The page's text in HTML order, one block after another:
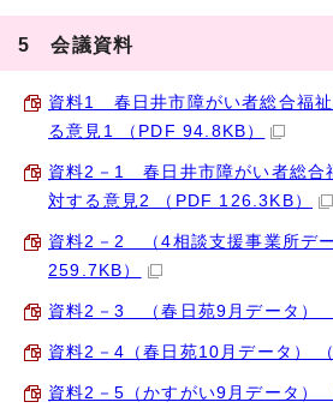
5 会議資料
資料1 春日井市障がい者総合福
る意見1 （PDF 94.8KB）
資料2－1 春日井市障がい者総合
対する意見2 （PDF 126.3KB）
資料2－2 （4相談支援事業所デ
259.7KB）
資料2－3 （春日苑9月データ）
資料2－4（春日苑10月データ）
資料2－5（かすがい9月データ）